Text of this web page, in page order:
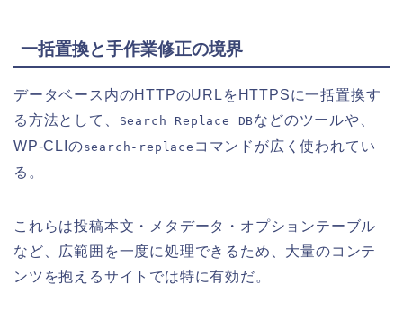
一括置換と手作業修正の境界
データベース内のHTTPのURLをHTTPSに一括置換す
る方法として、
Search Replace DBなどのツールや、
WP-CLIのsearch-replace コマンドが広く使われてい
る。
これらは投稿本文・メタデータ・オプションテーブル
など、広範囲を一度に処理できるため、大量のコンテ
ンツを抱えるサイトでは特に有効だ。